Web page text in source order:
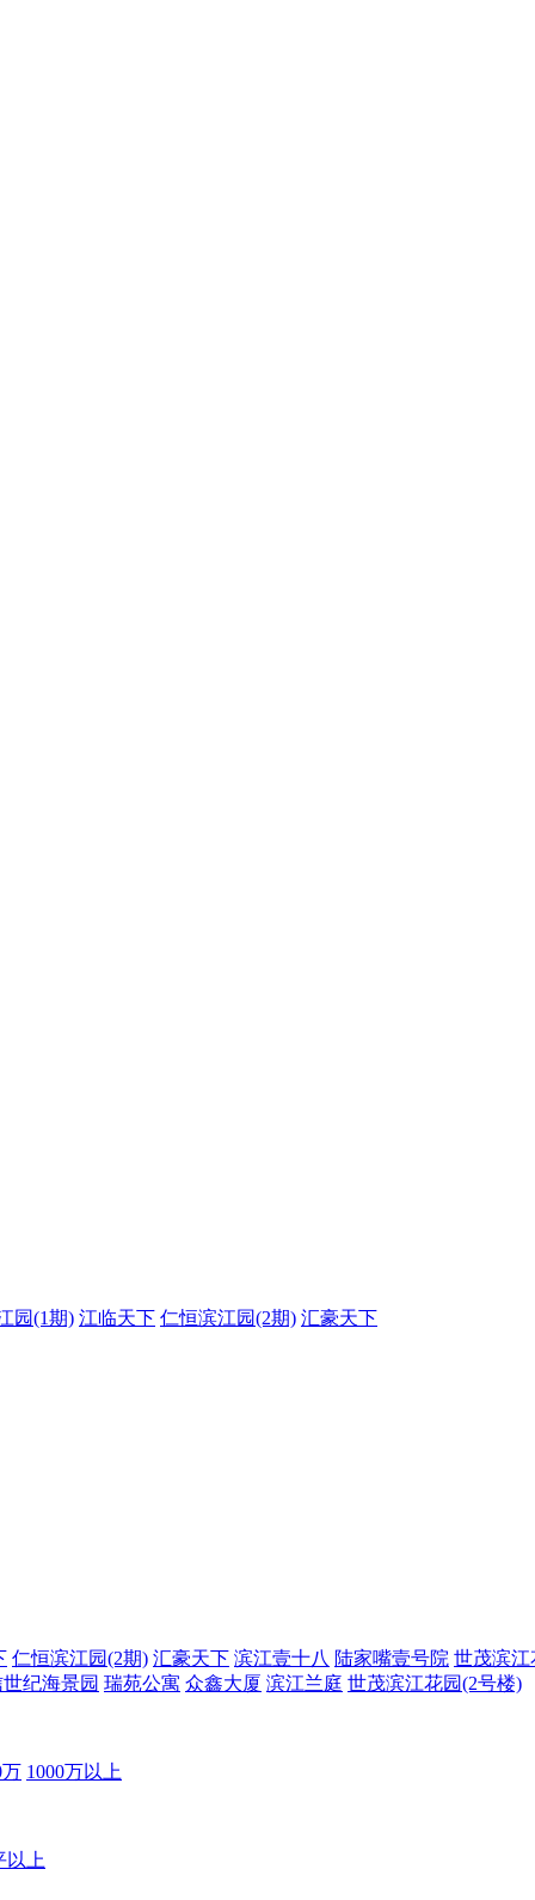
园(1期) 江临天下 仁恒滨江园(2期) 汇豪天下
仁恒滨江园(2期) 汇豪天下 滨江壹十八 陆家嘴壹号院 世茂滨江
世纪海景园 瑞苑公寓 众鑫大厦 滨江兰庭 世茂滨江花园(2号楼)
万 1000万以上
以上